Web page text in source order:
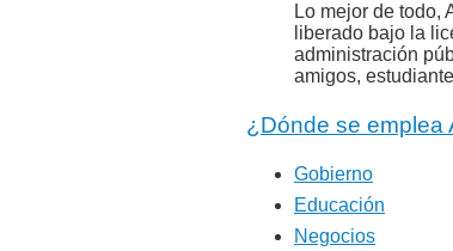
Lo mejor de todo,
liberado bajo la
administración
amigos,
¿Dónde se emplea
Gobierno
Educación
Negocios